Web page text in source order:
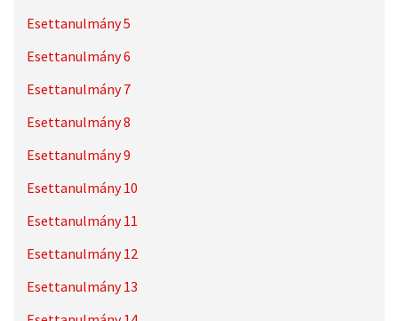
Esettanulmány 5
Esettanulmány 6
Esettanulmány 7
Esettanulmány 8
Esettanulmány 9
Esettanulmány 10
Esettanulmány 11
Esettanulmány 12
Esettanulmány 13